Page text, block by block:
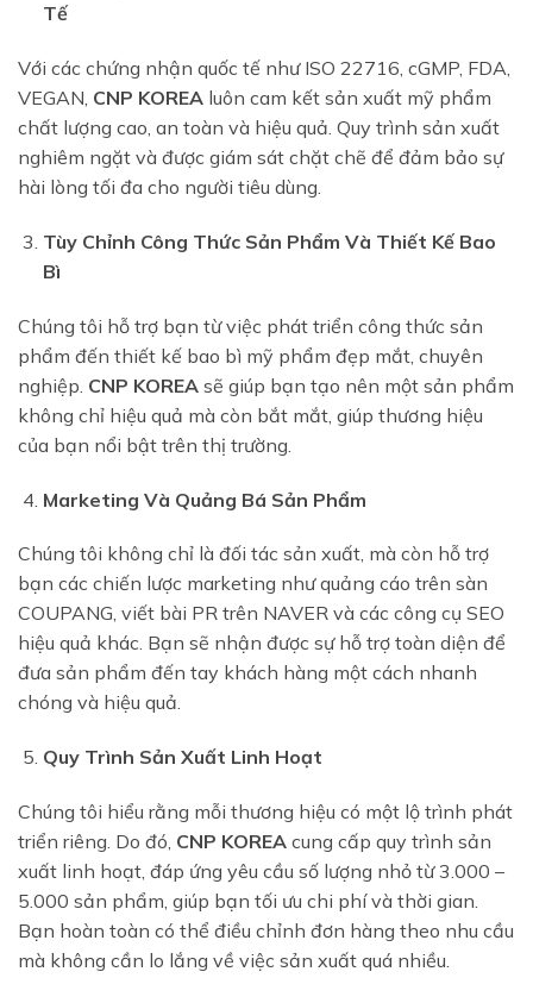
Tế
Với các chứng nhận quốc tế như ISO 22716, cGMP, FDA,
VEGAN, CNP KOREA luôn cam kết sản xuất mỹ phẩm
chất lượng cao, an toàn và hiệu quả. Quy trình sản xuất
nghiêm ngặt và được giám sát chặt chẽ để đảm bảo sự
hài lòng tối đa cho người tiêu dùng.
Tùy Chỉnh Công Thức Sản Phẩm Và Thiết Kế Bao
Bì
Chúng tôi hỗ trợ bạn từ việc phát triển công thức sản
phẩm đến thiết kế bao bì mỹ phẩm đẹp mắt, chuyên
nghiệp. CNP KOREA sẽ giúp bạn tạo nên một sản phẩm
không chỉ hiệu quả mà còn bắt mắt, giúp thương hiệu
của bạn nổi bật trên thị trường.
Marketing Và Quảng Bá Sản Phẩm
Chúng tôi không chỉ là đối tác sản xuất, mà còn hỗ trợ
bạn các chiến lược marketing như quảng cáo trên sàn
COUPANG, viết bài PR trên NAVER và các công cụ SEO
hiệu quả khác. Bạn sẽ nhận được sự hỗ trợ toàn diện để
đưa sản phẩm đến tay khách hàng một cách nhanh
chóng và hiệu quả.
Quy Trình Sản Xuất Linh Hoạt
Chúng tôi hiểu rằng mỗi thương hiệu có một lộ trình phát
triển riêng. Do đó, CNP KOREA cung cấp quy trình sản
xuất linh hoạt, đáp ứng yêu cầu số lượng nhỏ từ 3.000 –
5.000 sản phẩm, giúp bạn tối ưu chi phí và thời gian.
Bạn hoàn toàn có thể điều chỉnh đơn hàng theo nhu cầu
mà không cần lo lắng về việc sản xuất quá nhiều.